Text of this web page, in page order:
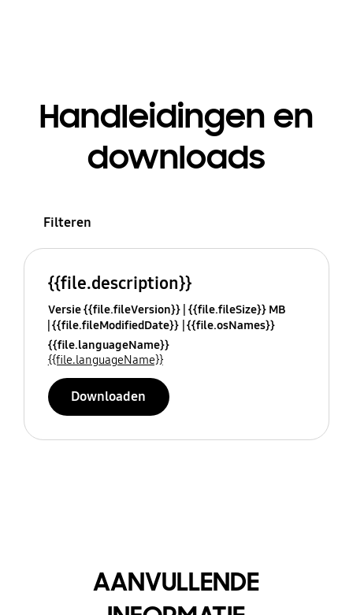
Handleidingen en
downloads
Filteren
{{file.description}}
Versie {{file.fileVersion}} {{file.fileSize}} MB
{{file.fileModifiedDate}} {{file.osNames}}
{{file.languageName}}
{{file.languageName}}
Downloaden
AANVULLENDE